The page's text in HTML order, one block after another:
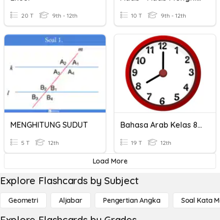
20 T 9th - 12th 10 T 9th - 12th
MENGHITUNG SUDUT
5 T 12th
Bahasa Arab Kelas 8 - Tentang Jam
19 T 12th
Load More
Explore Flashcards by Subject
Geometri Aljabar Pengertian Angka Soal Kata